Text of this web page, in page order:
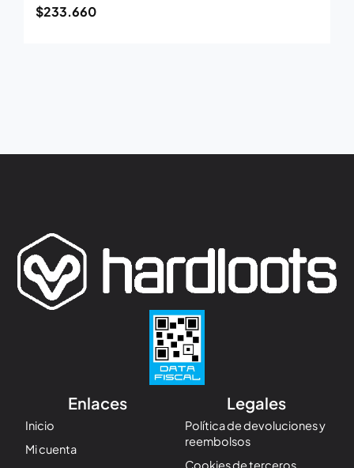
$233.660
Enlaces
Inicio
Mi cuenta
Legales
Política de devoluciones y
reembolsos